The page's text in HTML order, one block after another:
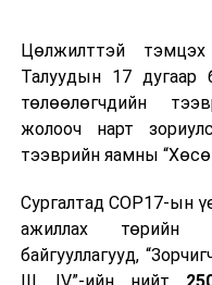
Цөлжилттэй
Талуудын 17 дугаар
төлөөлөгчдийн
жолооч нарт
тээврийн яамны
Сургалтад COP17-ын
ажиллах төрийн
байгууллагууд,